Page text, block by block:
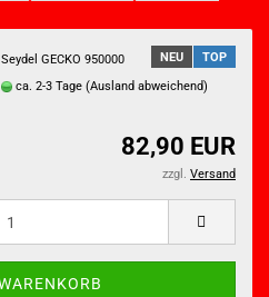
NEU TOP
Seydel GECKO 950000
ca. 2-3 Tage (Ausland abweichend)
82,90 EUR
zzgl. Versand